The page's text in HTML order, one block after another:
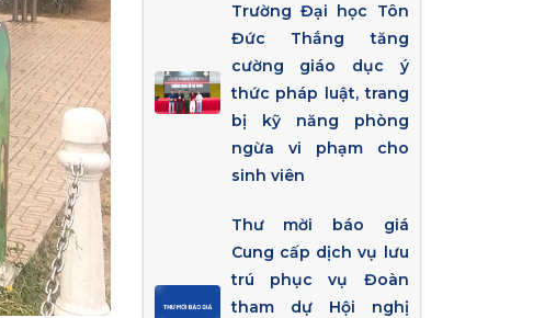
Trường Đại học Tôn
Đức Thắng tăng
cường giáo dục ý
thức pháp luật, trang
bị kỹ năng phòng
ngừa vi phạm cho
sinh viên
Thư mời báo giá
Cung cấp dịch vụ lưu
trú phục vụ Đoàn
tham dự Hội nghị